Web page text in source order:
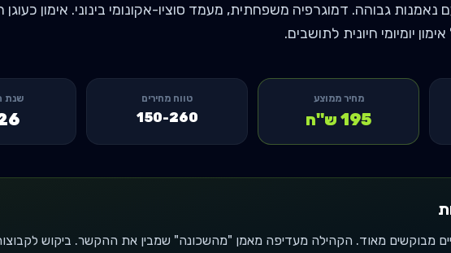
גבוהה. דמוגרפיה משפחתית, מעמד סוציו-אקונומי בינוני. אימון כעוגן
יומיומי חיונית לתושבים.
מחיר ממוצע
195 ש"ח
טווח מחירים
150-260
שנת
מבוקשים מאוד. הקהילה מעדיפה מאמן "מהשכונה" שמבין את ההקשר. ביקוש